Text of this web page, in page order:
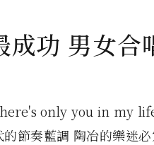
成功 男女合
only you in my
節奏藍調 陶冶的樂迷